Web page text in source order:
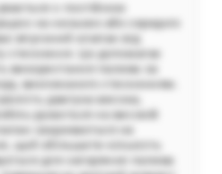
з постійною
на низьких або середніх
впускний клапан від
стиснення. Це допомагає
використання палива за
викликаного стисненням.
двигуна висока,
рухається на високій
закривається на
щоб збільшити кількість
для загоряння палива